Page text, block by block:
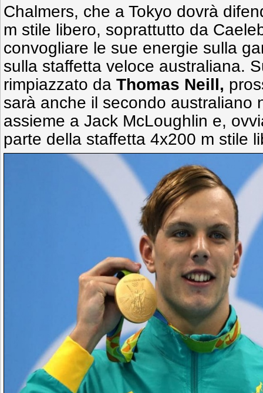
Chalmers, che a Tokyo dovrà
m stile libero, soprattutto da
convogliare le sue energie sulla
sulla staffetta veloce australiana.
rimpiazzato da Thomas Neill,
sarà anche il secondo australiano
assieme a Jack McLoughlin e,
parte della staffetta 4x200 m stile